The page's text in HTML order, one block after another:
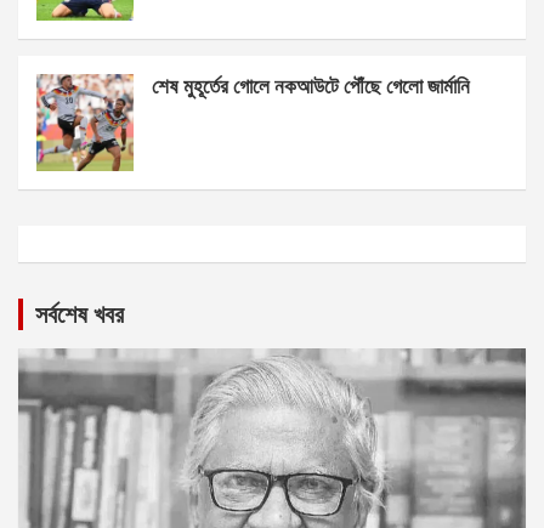
শেষ মুহূর্তের গোলে নকআউটে পৌঁছে গেলো জার্মানি
সর্বশেষ খবর